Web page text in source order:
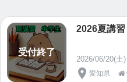
受付終了
2026夏講習
2026/06/20(土
愛知県 